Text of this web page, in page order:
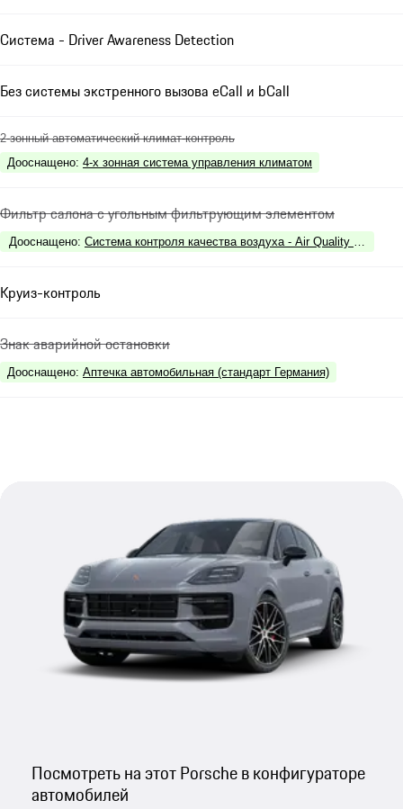
Система - Driver Awareness Detection
Без системы экстренного вызова eCall и bCall
2-зонный автоматический климат-контроль
Дооснащено: 4-х зонная система управления климатом
Фильтр салона с угольным фильтрующим элементом
Дооснащено: Система контроля качества воздуха - Air Quality System
Круиз-контроль
Знак аварийной остановки
Дооснащено: Аптечка автомобильная (стандарт Германия)
Посмотреть на этот Porsche в конфигураторе
автомобилей